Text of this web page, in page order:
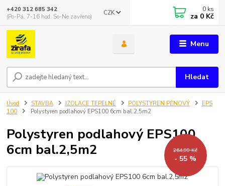
Menu
CZK
Hledat
+420 312 685 342
(Po-Pá, 7-16 hod. So-Ne zavřeno)
0 ks
za 0 Kč
Úvod STAVBA IZOLACE TEPELNÉ POLYSTYREN PĚNOVÝ
EPS
100
Polystyren podlahový EPS100 6cm bal.2,5m2
Polystyren podlahový EPS100
6cm bal.2,5m2
264,99 Kč
- 55 %